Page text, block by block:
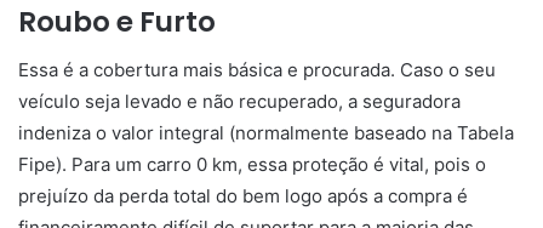
Roubo e Furto
Essa é a cobertura mais básica e procurada. Caso o seu
veículo seja levado e não recuperado, a seguradora
indeniza o valor integral (normalmente baseado na Tabela
Fipe). Para um carro 0 km, essa proteção é vital, pois o
prejuízo da perda total do bem logo após a compra é